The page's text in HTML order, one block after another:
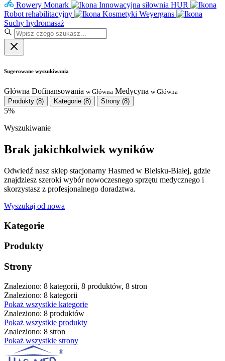
Rowery Monark
Innowacyjna siłownia HUR
Robot rehabilitacyjny
Kosmetyki Weyergans
Suchy hydromasaż
Sugerowane wyszukiwania
Główna Dofinansowania w Główna Medycyna w Główna
Produkty (8) Kategorie (8) Strony (8)
5%
Wyszukiwanie
Brak jakichkolwiek wyników
Odwiedź nasz sklep stacjonarny Hasmed w Bielsku-Białej, gdzie
znajdziesz szeroki wybór nowoczesnego sprzętu medycznego i
skorzystasz z profesjonalnego doradztwa.
Wyszukaj od nowa
Kategorie
Produkty
Strony
Znaleziono: 8 kategorii, 8 produktów, 8 stron
Znaleziono: 8 kategorii
Pokaż wszystkie kategorie
Znaleziono: 8 produktów
Pokaż wszystkie produkty
Znaleziono: 8 stron
Pokaż wszystkie strony